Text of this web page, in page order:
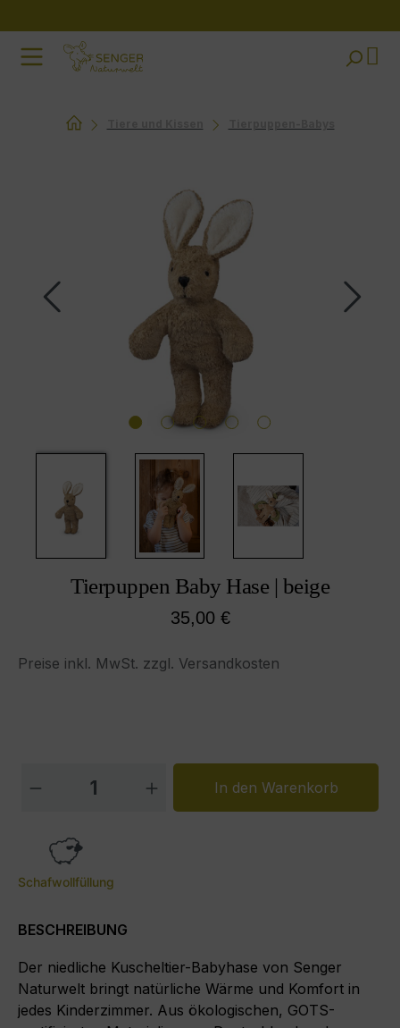
Tierpuppen Baby Hase | beige
35,00 €
Preise inkl. MwSt. zzgl. Versandkosten
Produkt Anzahl: Gib denIn den Warenkorb
Schafwollfüllung
BESCHREIBUNG
Der niedliche Kuscheltier-Babyhase von Senger
Naturwelt bringt natürliche Wärme und Komfort in
jedes Kinderzimmer. Aus ökologischen, GOTS-